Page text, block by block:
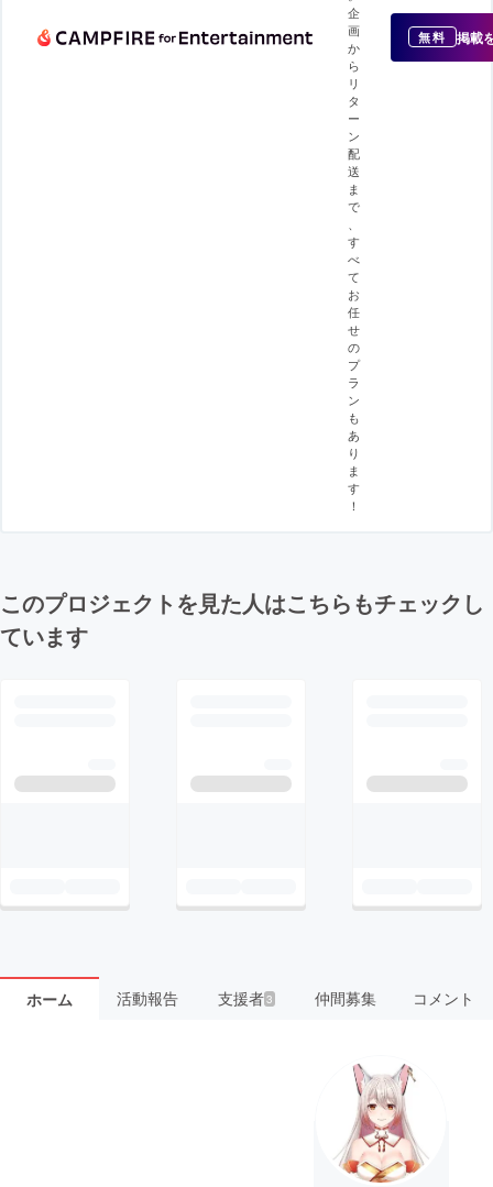
企
画
か
ら
リ
タ
ー
ン
配
送
ま
で
す
べ
て
お
任
せ
の
プ
ラ
ン
も
あ
り
ま
す
！
無料 掲載
このプロジェクトを見た人はこちらもチェックし
ています
ホーム 活動報告 支援者3 仲間募集 コメント